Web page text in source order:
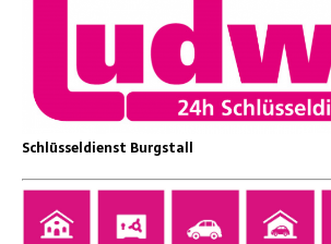
Schlüsseldienst Burgstall